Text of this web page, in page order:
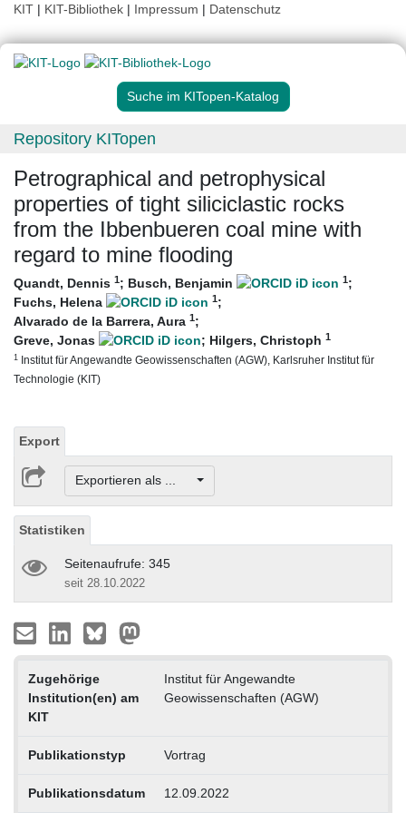
KIT | KIT-Bibliothek | Impressum | Datenschutz
Suche im KITopen-Katalog
Repository KITopen
Petrographical and petrophysical
properties of tight siliciclastic rocks
from the Ibbenbueren coal mine with
regard to mine flooding
Quandt, Dennis 1; Busch, Benjamin 1;
Fuchs, Helena
1;
Alvarado de la Barrera, Aura 1;
Greve, Jonas
; Hilgers, Christoph 1
1 Institut für Angewandte Geowissenschaften (AGW), Karlsruher Institut für
Technologie (KIT)
Export
Exportieren als ...
Statistiken
Seitenaufrufe: 345
seit 28.10.2022
Zugehörige
Institution(en) am
KIT
Institut für Angewandte
Geowissenschaften (AGW)
Publikationstyp Vortrag
Publikationsdatum 12.09.2022